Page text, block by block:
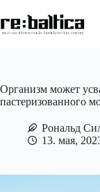
к
сути
Организм может
пастеризованного
Рональд
13. мая,